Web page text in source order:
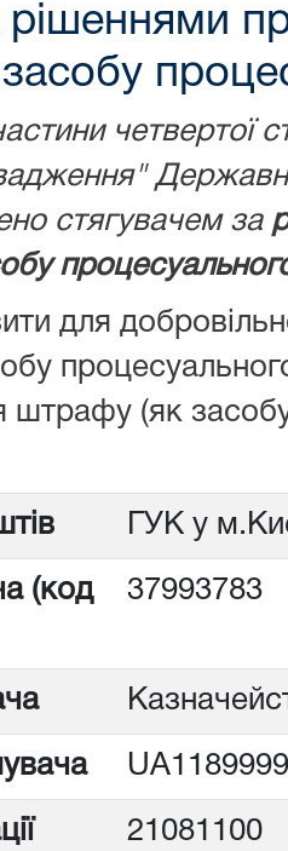
рішеннями
четвертої
стягувачем за
для
штрафу (як
ГУК у
(код
21081100